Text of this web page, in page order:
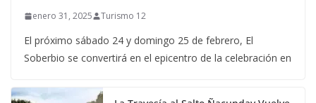
enero 31, 2025 Turismo 12
El próximo sábado 24 y domingo 25 de febrero, El
Soberbio se convertirá en el epicentro de la celebración en